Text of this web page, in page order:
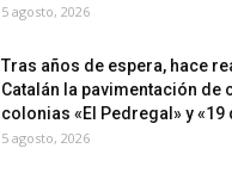
5 agosto, 2026
Tras años de espera, hace
Catalán la pavimentación de
colonias «El Pedregal» y «19
5 agosto, 2026